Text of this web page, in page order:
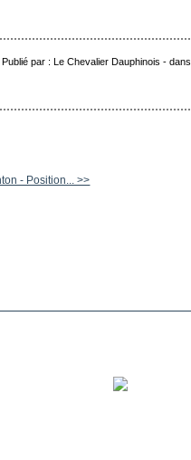
Publié par : Le Chevalier Dauphinois -dans
- Position... >>